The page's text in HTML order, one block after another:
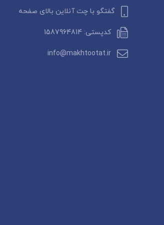
گفتگو با چت آنلاین بالای صفحه
کدپستی: 1587964814
info@makhtootat.ir